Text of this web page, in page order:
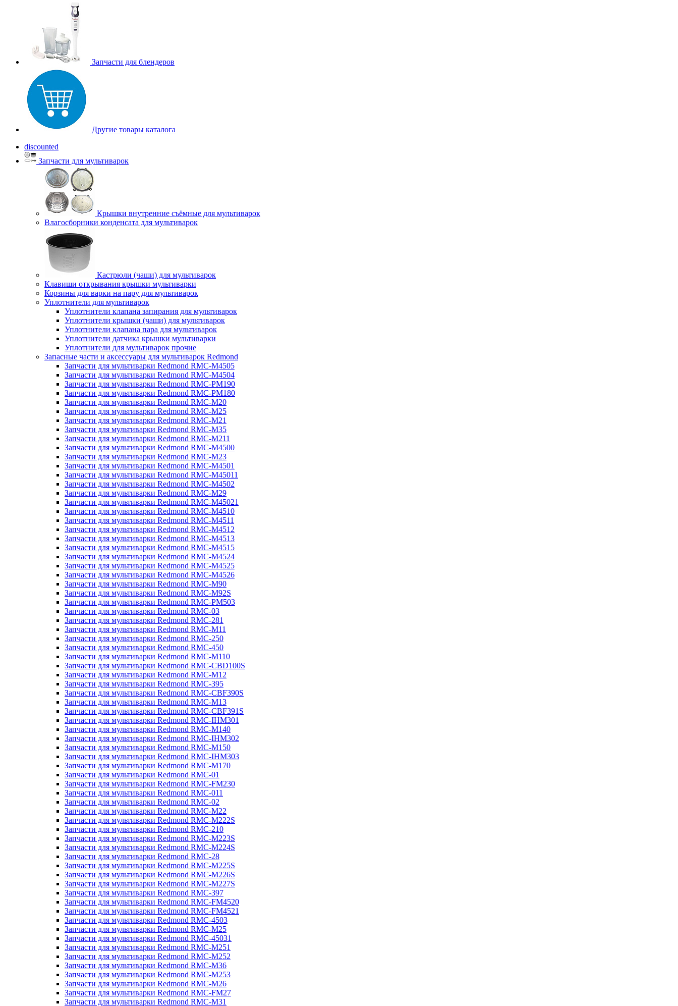
Запчасти для блендеров
Другие товары каталога
discounted
Запчасти для мультиварок
Крышки внутренние съёмные для мультиварок
Влагосборники конденсата для мультиварок
Кастрюли (чаши) для мультиварок
Клавиши открывания крышки мультиварки
Корзины для варки на пару для мультиварок
Уплотнители для мультиварок
Уплотнители клапана запирания для мультиварок
Уплотнители крышки (чаши) для мультиварок
Уплотнители клапана пара для мультиварок
Уплотнители датчика крышки мультиварки
Уплотнители для мультиварок прочие
Запасные части и аксессуары для мультиварок Redmond
Запчасти для мультиварки Redmond RMC-M4505
Запчасти для мультиварки Redmond RMC-M4504
Запчасти для мультиварки Redmond RMC-PM190
Запчасти для мультиварки Redmond RMC-PM180
Запчасти для мультиварки Redmond RMC-M20
Запчасти для мультиварки Redmond RMC-M25
Запчасти для мультиварки Redmond RMC-M21
Запчасти для мультиварки Redmond RMC-M35
Запчасти для мультиварки Redmond RMC-M211
Запчасти для мультиварки Redmond RMC-M4500
Запчасти для мультиварки Redmond RMC-M23
Запчасти для мультиварки Redmond RMC-M4501
Запчасти для мультиварки Redmond RMC-M45011
Запчасти для мультиварки Redmond RMC-M4502
Запчасти для мультиварки Redmond RMC-M29
Запчасти для мультиварки Redmond RMC-M45021
Запчасти для мультиварки Redmond RMC-M4510
Запчасти для мультиварки Redmond RMC-M4511
Запчасти для мультиварки Redmond RMC-M4512
Запчасти для мультиварки Redmond RMC-M4513
Запчасти для мультиварки Redmond RMC-M4515
Запчасти для мультиварки Redmond RMC-M4524
Запчасти для мультиварки Redmond RMC-M4525
Запчасти для мультиварки Redmond RMC-M4526
Запчасти для мультиварки Redmond RMC-M90
Запчасти для мультиварки Redmond RMC-M92S
Запчасти для мультиварки Redmond RMC-PM503
Запчасти для мультиварки Redmond RMC-03
Запчасти для мультиварки Redmond RMC-281
Запчасти для мультиварки Redmond RMC-M11
Запчасти для мультиварки Redmond RMC-250
Запчасти для мультиварки Redmond RMC-450
Запчасти для мультиварки Redmond RMC-M110
Запчасти для мультиварки Redmond RMC-CBD100S
Запчасти для мультиварки Redmond RMC-M12
Запчасти для мультиварки Redmond RMC-395
Запчасти для мультиварки Redmond RMC-CBF390S
Запчасти для мультиварки Redmond RMC-M13
Запчасти для мультиварки Redmond RMC-CBF391S
Запчасти для мультиварки Redmond RMC-IHM301
Запчасти для мультиварки Redmond RMC-M140
Запчасти для мультиварки Redmond RMC-IHM302
Запчасти для мультиварки Redmond RMC-M150
Запчасти для мультиварки Redmond RMC-IHM303
Запчасти для мультиварки Redmond RMC-M170
Запчасти для мультиварки Redmond RMC-01
Запчасти для мультиварки Redmond RMC-FM230
Запчасти для мультиварки Redmond RMC-011
Запчасти для мультиварки Redmond RMC-02
Запчасти для мультиварки Redmond RMC-M22
Запчасти для мультиварки Redmond RMC-M222S
Запчасти для мультиварки Redmond RMC-210
Запчасти для мультиварки Redmond RMC-M223S
Запчасти для мультиварки Redmond RMC-M224S
Запчасти для мультиварки Redmond RMC-28
Запчасти для мультиварки Redmond RMC-M225S
Запчасти для мультиварки Redmond RMC-M226S
Запчасти для мультиварки Redmond RMC-M227S
Запчасти для мультиварки Redmond RMC-397
Запчасти для мультиварки Redmond RMC-FM4520
Запчасти для мультиварки Redmond RMC-FM4521
Запчасти для мультиварки Redmond RMC-4503
Запчасти для мультиварки Redmond RMC-M25
Запчасти для мультиварки Redmond RMC-45031
Запчасти для мультиварки Redmond RMC-M251
Запчасти для мультиварки Redmond RMC-M252
Запчасти для мультиварки Redmond RMC-M36
Запчасти для мультиварки Redmond RMC-M253
Запчасти для мультиварки Redmond RMC-M26
Запчасти для мультиварки Redmond RMC-FM27
Запчасти для мультиварки Redmond RMC-M31